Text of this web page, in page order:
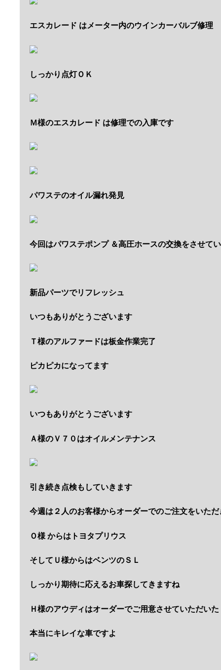
エスカレード はメーター内のウインカーバルブ修理
しっかり点灯ＯＫ
Ｍ様のエスカレード は修理での入庫です
パワステのオイル漏れ発見
今回はパワステポンプ ＆高圧ホースの交換をさせて
新品パーツでリフレッシュ
いつもありがとうございます
Ｔ様のアルファードは板金作業完了
ピカピカになってます
いつもありがとうございます
Ａ様のＶ７０はオイルメンテナンス
引き続き点検もしていきます
今週は２人のお客様からオーダーでのご注文をいただ
Ｏ様 からはトヨタプリウス
そしてＵ様からはベンツのＳＬ
しっかり期待に応えるお車探してきますね
Ｈ様のアウディはオーダーでご用意させていただい
本当にキレイな車ですよ